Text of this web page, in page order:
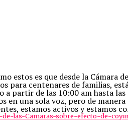
estos es que desde la Cámara
para centenares de familias,
a partir de las 10:00 am hasta
en una sola voz, pero de
estamos activos y estamos
de-las-Camaras-sobre-efecto-de-